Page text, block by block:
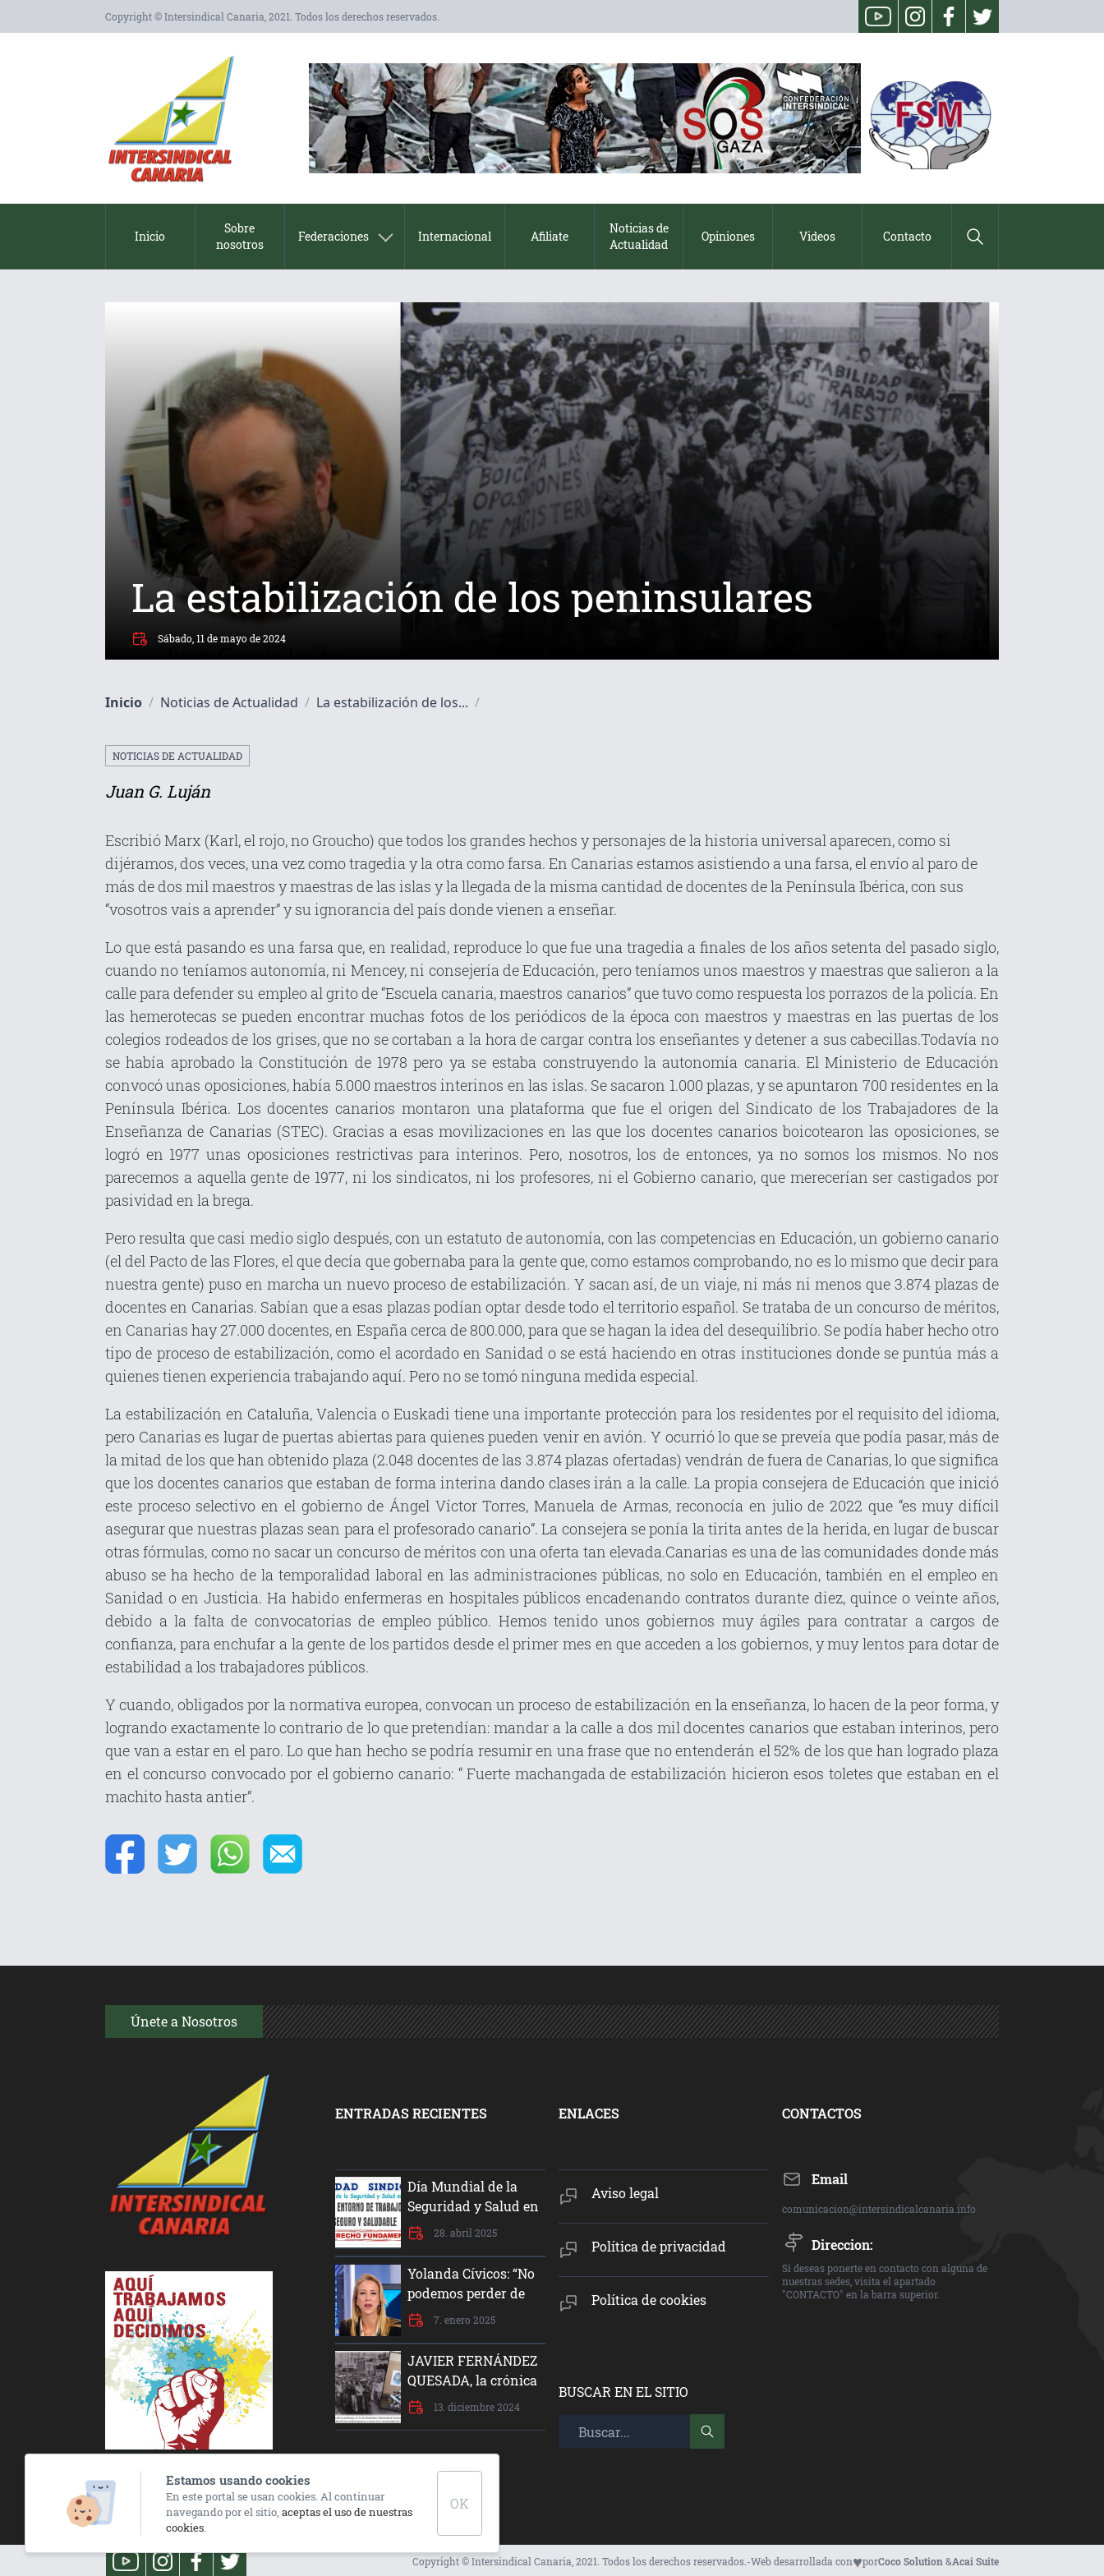
Copyright © Intersindical Canaria, 2021. Todos los derechos reservados.
Inicio
Sobre
nosotros
Federaciones Internacional Afiliate
Noticias de
Actualidad
Opiniones Videos Contacto
La estabilización de los peninsulares
Sábado, 11 de mayo de 2024
Inicio / Noticias de Actualidad / La estabilización de los... /
NOTICIAS DE ACTUALIDAD
Juan G. Luján
Escribió Marx (Karl, el rojo, no Groucho) que todos los grandes hechos y personajes de la historia universal aparecen, como si
dijéramos, dos veces, una vez como tragedia y la otra como farsa. En Canarias estamos asistiendo a una farsa, el envío al paro de
más de dos mil maestros y maestras de las islas y la llegada de la misma cantidad de docentes de la Península Ibérica, con sus
“vosotros vais a aprender” y su ignorancia del país donde vienen a enseñar.
Lo que está pasando es una farsa que, en realidad, reproduce lo que fue una tragedia a finales de los años setenta del pasado siglo,
cuando no teníamos autonomía, ni Mencey, ni consejería de Educación, pero teníamos unos maestros y maestras que salieron a la
calle para defender su empleo al grito de “Escuela canaria, maestros canarios” que tuvo como respuesta los porrazos de la policía. En
las hemerotecas se pueden encontrar muchas fotos de los periódicos de la época con maestros y maestras en las puertas de los
colegios rodeados de los grises, que no se cortaban a la hora de cargar contra los enseñantes y detener a sus cabecillas.Todavía no
se había aprobado la Constitución de 1978 pero ya se estaba construyendo la autonomía canaria. El Ministerio de Educación
convocó unas oposiciones, había 5.000 maestros interinos en las islas. Se sacaron 1.000 plazas, y se apuntaron 700 residentes en la
Península Ibérica. Los docentes canarios montaron una plataforma que fue el origen del Sindicato de los Trabajadores de la
Enseñanza de Canarias (STEC). Gracias a esas movilizaciones en las que los docentes canarios boicotearon las oposiciones, se
logró en 1977 unas oposiciones restrictivas para interinos. Pero, nosotros, los de entonces, ya no somos los mismos. No nos
parecemos a aquella gente de 1977, ni los sindicatos, ni los profesores, ni el Gobierno canario, que merecerían ser castigados por
pasividad en la brega.
Pero resulta que casi medio siglo después, con un estatuto de autonomía, con las competencias en Educación, un gobierno canario
(el del Pacto de las Flores, el que decía que gobernaba para la gente que, como estamos comprobando, no es lo mismo que decir para
nuestra gente) puso en marcha un nuevo proceso de estabilización. Y sacan así, de un viaje, ni más ni menos que 3.874 plazas de
docentes en Canarias. Sabían que a esas plazas podían optar desde todo el territorio español. Se trataba de un concurso de méritos,
en Canarias hay 27.000 docentes, en España cerca de 800.000, para que se hagan la idea del desequilibrio. Se podía haber hecho otro
tipo de proceso de estabilización, como el acordado en Sanidad o se está haciendo en otras instituciones donde se puntúa más a
quienes tienen experiencia trabajando aquí. Pero no se tomó ninguna medida especial.
La estabilización en Cataluña, Valencia o Euskadi tiene una importante protección para los residentes por el requisito del idioma,
pero Canarias es lugar de puertas abiertas para quienes pueden venir en avión. Y ocurrió lo que se preveía que podía pasar, más de
la mitad de los que han obtenido plaza (2.048 docentes de las 3.874 plazas ofertadas) vendrán de fuera de Canarias, lo que significa
que los docentes canarios que estaban de forma interina dando clases irán a la calle. La propia consejera de Educación que inició
este proceso selectivo en el gobierno de Ángel Víctor Torres, Manuela de Armas, reconocía en julio de 2022 que “es muy difícil
asegurar que nuestras plazas sean para el profesorado canario”. La consejera se ponía la tirita antes de la herida, en lugar de buscar
otras fórmulas, como no sacar un concurso de méritos con una oferta tan elevada.Canarias es una de las comunidades donde más
abuso se ha hecho de la temporalidad laboral en las administraciones públicas, no solo en Educación, también en el empleo en
Sanidad o en Justicia. Ha habido enfermeras en hospitales públicos encadenando contratos durante diez, quince o veinte años,
debido a la falta de convocatorias de empleo público. Hemos tenido unos gobiernos muy ágiles para contratar a cargos de
confianza, para enchufar a la gente de los partidos desde el primer mes en que acceden a los gobiernos, y muy lentos para dotar de
estabilidad a los trabajadores públicos.
Y cuando, obligados por la normativa europea, convocan un proceso de estabilización en la enseñanza, lo hacen de la peor forma, y
logrando exactamente lo contrario de lo que pretendían: mandar a la calle a dos mil docentes canarios que estaban interinos, pero
que van a estar en el paro. Lo que han hecho se podría resumir en una frase que no entenderán el 52% de los que han logrado plaza
en el concurso convocado por el gobierno canario: “ Fuerte machangada de estabilización hicieron esos toletes que estaban en el
machito hasta antier”.
Únete a Nosotros
Únete a Nosotros
ENTRADAS RECIENTES
Día Mundial de la
Seguridad y Salud en
el Trabajo
28. abril 2025
Yolanda Cívicos: “No
podemos perder de
vista la justicia social,
la equidad y la
dignidad del ser
humano”
7. enero 2025
JAVIER FERNÁNDEZ
QUESADA, la crónica
de un crimen de
Estado
13. diciembre 2024
ENLACES
Aviso legal
Política de privacidad
Política de cookies
BUSCAR EN EL SITIO
CONTACTOS
Email
comunicacion@intersindicalcanaria.info
Direccion:
Si deseas ponerte en contacto con alguna de
nuestras sedes, visita el apartado
"CONTACTO" en la barra superior.
Copyright © Intersindical Canaria, 2021. Todos los derechos reservados.-Web desarrollada con♥porCoco Solution &Acai Suite
Estamos usando cookies
En este portal se usan cookies. Al continuar
navegando por el sitio, aceptas el uso de nuestras
cookies.
OK